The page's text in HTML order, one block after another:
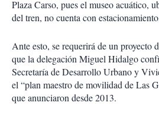
Plaza Carso, pues el museo acuático,
del tren, no cuenta con
Ante esto, se requerirá de un proyecto
que la delegación Miguel Hidalgo
Secretaría de Desarrollo Urbano y
el “plan maestro de movilidad de Las
que anunciaron desde 2013.